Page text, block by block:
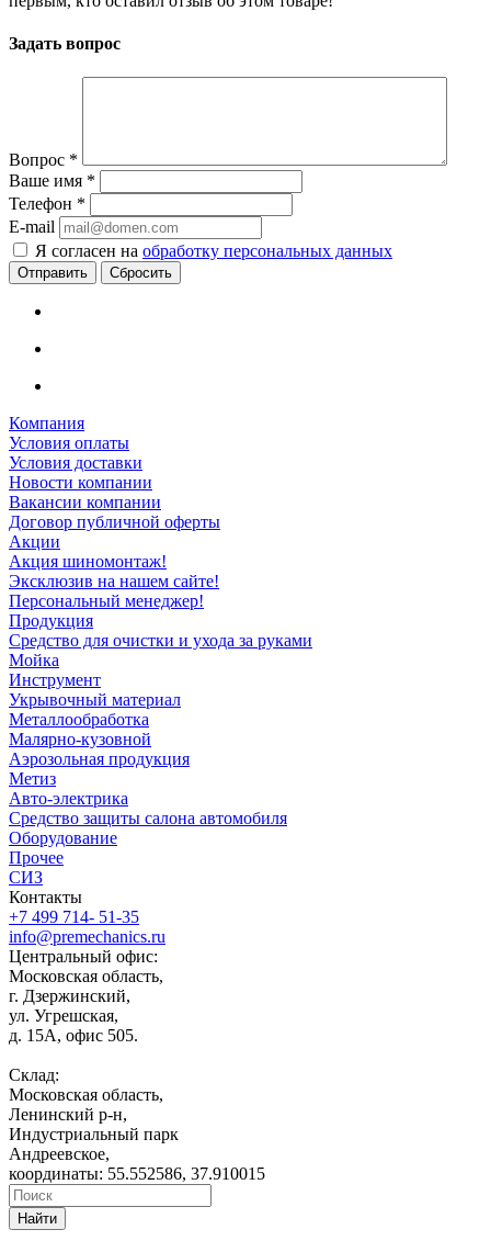
Задать вопрос
Вопрос *
Ваше имя *
Телефон *
E-mail
Я согласен на обработку персональных данных
Сбросить
Компания
Условия оплаты
Условия доставки
Новости компании
Вакансии компании
Договор публичной оферты
Акции
Акция шиномонтаж!
Эксклюзив на нашем сайте!
Персональный менеджер!
Продукция
Средство для очистки и ухода за руками
Мойка
Инструмент
Укрывочный материал
Металлообработка
Малярно-кузовной
Аэрозольная продукция
Метиз
Авто-электрика
Средство защиты салона автомобиля
Оборудование
Прочее
СИЗ
Контакты
+7 499 714- 51-35
info@premechanics.ru
Центральный офис:
Московская область,
г. Дзержинский,
ул. Угрешская,
д. 15А, офис 505.
Склад:
Московская область,
Ленинский р-н,
Индустриальный парк
Андреевское,
координаты: 55.552586, 37.910015
Найти